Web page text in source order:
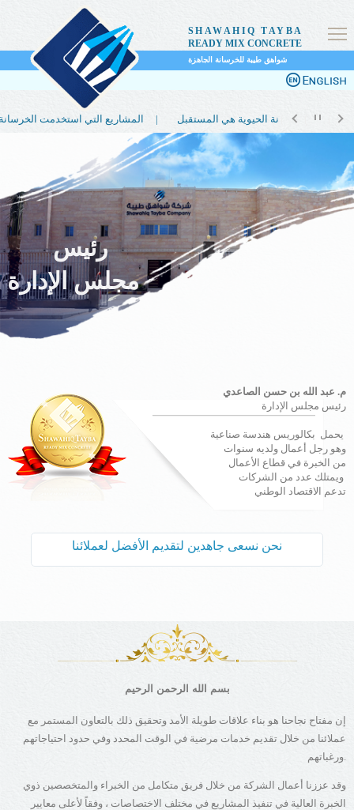
SHAWAHIQ TAYBA
READY MIX CONCRETE
شواهق طيبة للخرسانة الجاهزة
المشاريع التي استخدمت الخرسانة الحيوية | لماذا تعتبر الخرسانة الحيوية هي المستقبل |
رئيس
مجلس الإدارة
م. عبد الله بن حسن الصاعدي
رئيس مجلس الإدارة
وهو رجل أعمال ولديه سنوات
من الخبرة في قطاع الأعمال
تدعم الاقتصاد الوطني
نحن نسعى جاهدين لتقديم الأفضل لعملائنا
بسم الله الرحمن الرحيم
إن مفتاح نجاحنا هو بناء علاقات طويلة الأمد وتحقيق ذلك بالتعاون المستمر مع
عملائنا من خلال تقديم خدمات مرضية في الوقت المحدد وفي حدود احتياجاتهم
ورغباتهم.
وقد عززنا أعمال الشركة من خلال فريق متكامل من الخبراء والمتخصصين ذوي
الخبرة العالية في تنفيذ المشاريع في مختلف الاختصاصات ، وفقاً لأعلى معايير